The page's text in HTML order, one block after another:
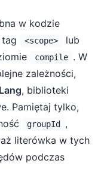
w kodzie
<scope>
lub
compile . W
zależności,
, biblioteki
Pamiętaj tylko,
groupId ,
literówka w tych
podczas